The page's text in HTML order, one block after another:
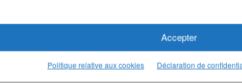
Accepter
Politique relative aux cookies Déclaration de
Paris
sur notre page LinkedIn >